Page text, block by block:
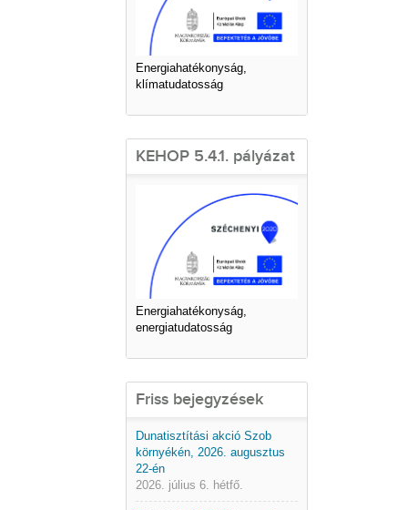
Energiahatékonyság,
klímatudatosság
KEHOP 5.4.1. pályázat
Energiahatékonyság,
energiatudatosság
Friss bejegyzések
Dunatisztítási akció Szob
környékén, 2026. augusztus
22-én
2026. július 6. hétfő.